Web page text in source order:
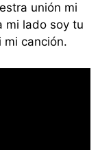
unión mi
mi lado soy tu
mi canción.